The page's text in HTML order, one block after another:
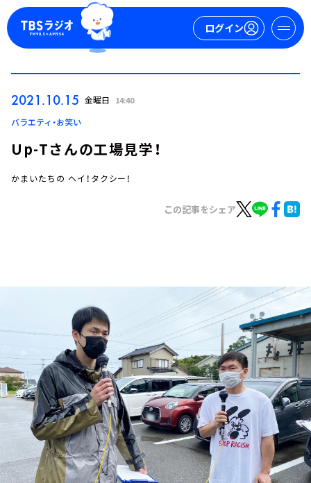
ログイン
ログイン
トピックス
TBS Podcast
お知らせ
イベント・グッズ
YouTube
会社情報
2021.10.15 金曜日 14:40
バラエティ・お笑い
Up-Tさんの工場見学！
かまいたちの ヘイ！タクシー！
この記事をシェア